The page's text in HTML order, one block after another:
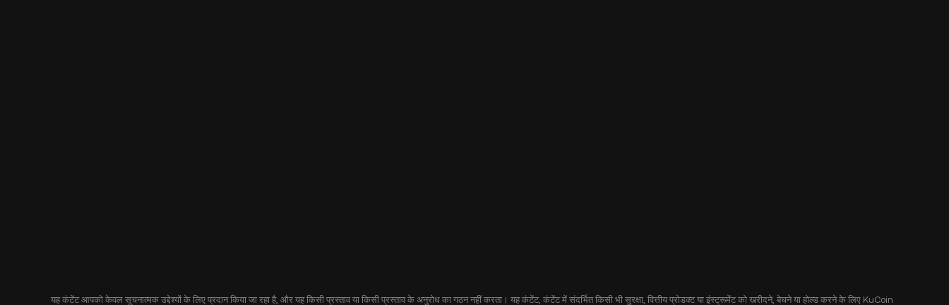
यह कंटेंट आपको केवल सूचनात्मक उद्देश्यों के लिए प्रदान किया जा रहा है, और यह किसी प्रस्ताव या किसी प्रस्ताव के अनुरोध का गठन नहीं करता। यह कंटेंट, कंटेंट में संदर्भित किसी भी सुरक्षा, वित्तीय प्रोडक्ट या इंस्ट्रूमेंट को खरीदने, बेचने या होल्ड करने के लिए KuCoin